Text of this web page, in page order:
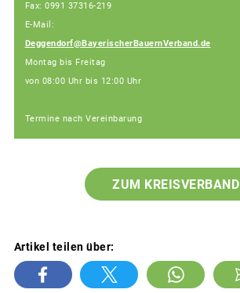
Fax: 0991 37316-219
E-Mail:
Deggendorf@BayerischerBauernVerband.de
Montag bis Freitag
von 08:00 Uhr bis 12:00 Uhr
Termine nach Vereinbarung
ZUM KREISVERBAND
Artikel teilen über: